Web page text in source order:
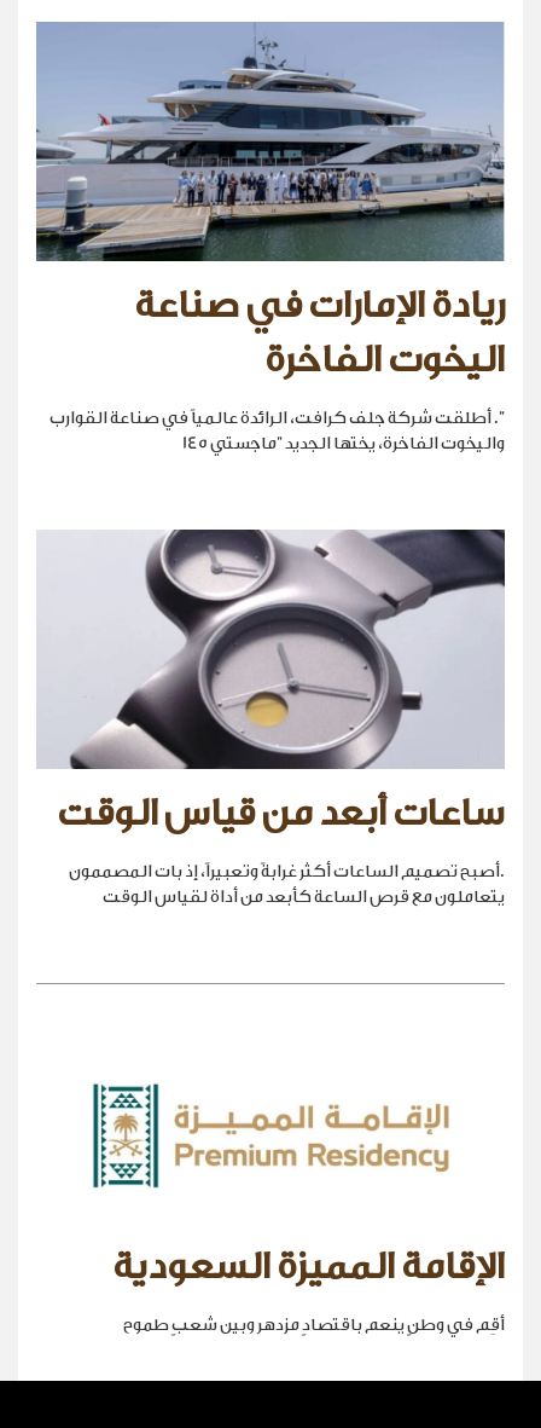
ريادة الإمارات في صناعة
اليخوت الفاخرة
". أطلقت شركة جلف كرافت، الرائدة عالمياً في صناعة القوارب
واليخوت الفاخرة، يختها الجديد "ماجستي 145
ساعات أبعد من قياس الوقت
.أصبح تصميم الساعات أكثر غرابةً وتعبيراً، إذ بات المصممون
يتعاملون مع قرص الساعة كأبعد من أداة لقياس الوقت
الإقامة المميزة السعودية
أقِم في وطنٍ ينعم باقتصادٍ مزدهر وبين شعبٍ طموح